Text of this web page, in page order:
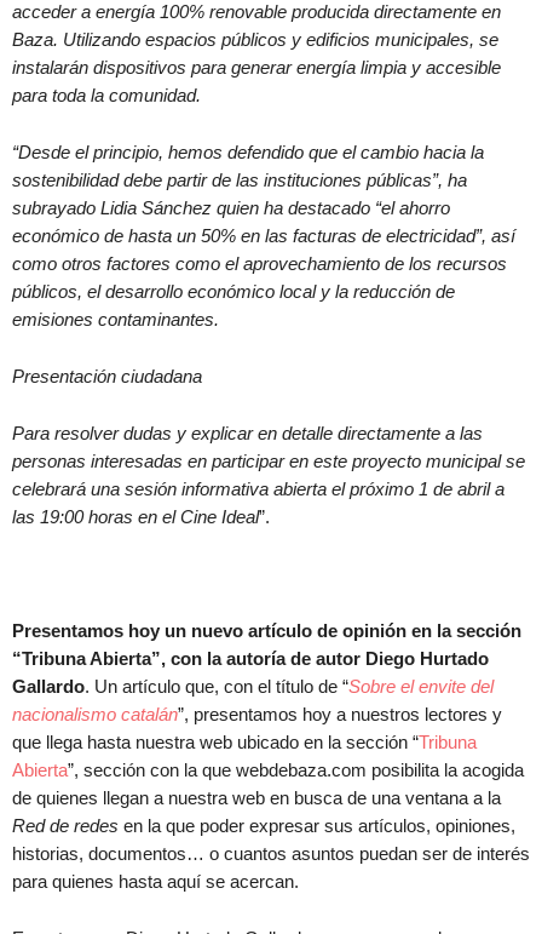
acceder a energía 100% renovable producida directamente en
Baza. Utilizando espacios públicos y edificios municipales, se
instalarán dispositivos para generar energía limpia y accesible
para toda la comunidad.
“Desde el principio, hemos defendido que el cambio hacia la
sostenibilidad debe partir de las instituciones públicas”, ha
subrayado Lidia Sánchez quien ha destacado “el ahorro
económico de hasta un 50% en las facturas de electricidad”, así
como otros factores como el aprovechamiento de los recursos
públicos, el desarrollo económico local y la reducción de
emisiones contaminantes.
Presentación ciudadana
Para resolver dudas y explicar en detalle directamente a las
personas interesadas en participar en este proyecto municipal se
celebrará una sesión informativa abierta el próximo 1 de abril a
las 19:00 horas en el Cine Ideal”.
Presentamos hoy un nuevo artículo de opinión en la sección
“Tribuna Abierta”, con la autoría de autor Diego Hurtado
Gallardo. Un artículo que, con el título de “Sobre el envite del
nacionalismo catalán”, presentamos hoy a nuestros lectores y
que llega hasta nuestra web ubicado en la sección “Tribuna
Abierta”, sección con la que webdebaza.com posibilita la acogida
de quienes llegan a nuestra web en busca de una ventana a la
Red de redes en la que poder expresar sus artículos, opiniones,
historias, documentos… o cuantos asuntos puedan ser de interés
para quienes hasta aquí se acercan.